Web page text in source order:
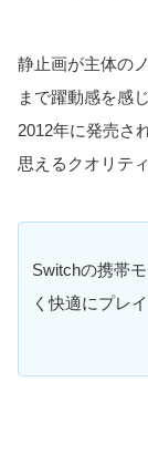
静止画が主体の
まで躍動感を感
2012年に発売さ
思えるクオリテ
Switchの携帯
く快適にプレ